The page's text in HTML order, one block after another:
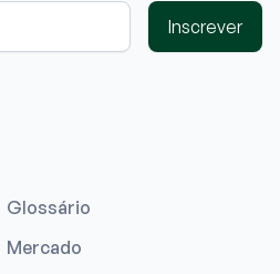
Inscrever
Glossário
Mercado